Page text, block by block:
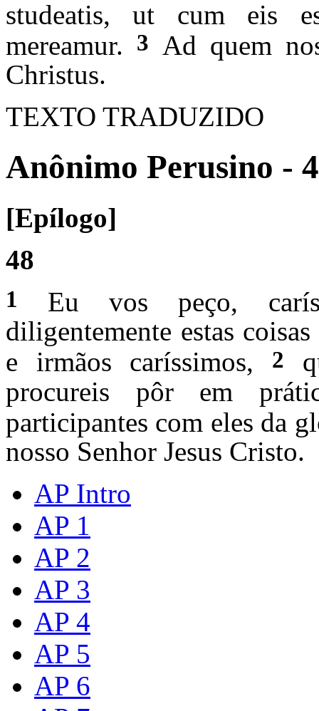
studeatis, ut cum eis
mereamur.
3 Ad quem
Christus.
TEXTO TRADUZIDO
Anônimo Perusino -
[Epílogo]
48
1
Eu vos peço,
diligentemente estas
e irmãos caríssimos,
2
procureis pôr em
participantes com eles da
nosso Senhor Jesus Cristo.
AP Intro
AP 1
AP 2
AP 3
AP 4
AP 5
AP 6